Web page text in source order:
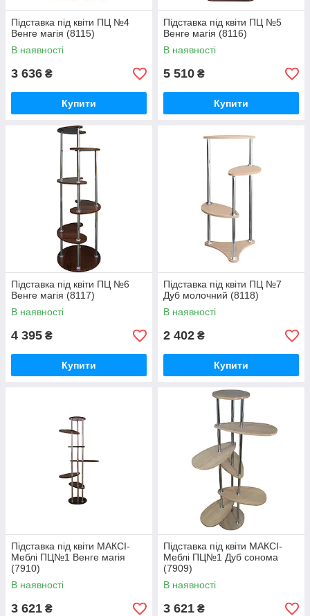
Підставка під квіти ПЦ №4
Венге магія (8115)
В наявності
3 636 ₴
Купити
Підставка під квіти ПЦ №5
Венге магія (8116)
В наявності
5 510 ₴
Купити
Підставка під квіти ПЦ №6
Венге магія (8117)
В наявності
4 395 ₴
Купити
Підставка під квіти ПЦ №7
Дуб молочний (8118)
В наявності
2 402 ₴
Купити
Підставка під квіти МАКСІ-
Меблі ПЦ№1 Венге магія
(7910)
В наявності
3 621 ₴
Підставка під квіти МАКСІ-
Меблі ПЦ№1 Дуб сонома
(7909)
В наявності
3 621 ₴